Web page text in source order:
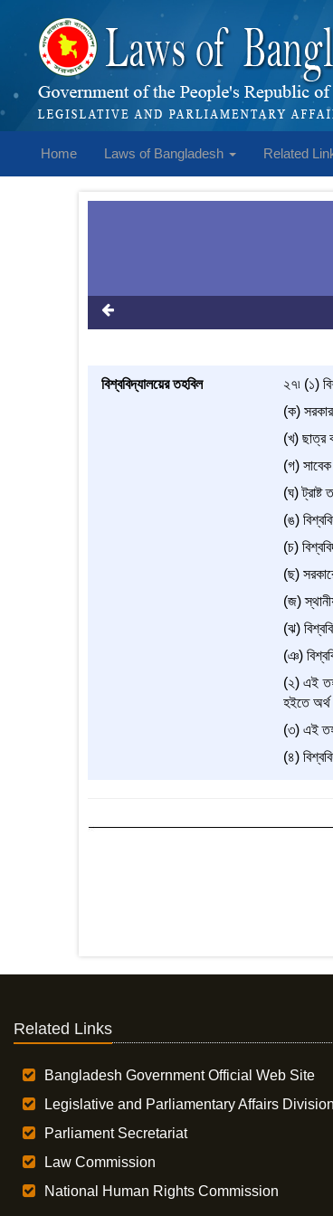
Home Laws of Bangladesh Related
বিশ্ববিদ্যালয়ের তহবিল
২৭৷ (১)
(ক)
(খ) ছাত্র
(গ)
(ঘ) ট্রাষ্ট
(ঙ)
(চ)
(ছ)
(জ)
(ঝ)
(ঞ)
(২) এই
হইতে অর্থ
(৩) এই
(৪)
Related Links
Bangladesh Government Official Web Site
Legislative and Parliamentary Affairs Division
Parliament Secretariat
Law Commission
National Human Rights Commission